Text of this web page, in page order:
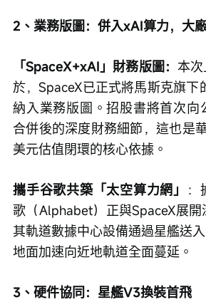
2、業務版圖：併入xAI算力，大
「SpaceX+xAI」財務版圖： 本
於，SpaceX已正式將馬斯克旗下
納入業務版圖。招股書將首次向
合併後的深度財務細節，這也是
美元估值閉環的核心依據。
攜手谷歌共築「太空算力網」
：
歌（Alphabet）正與SpaceX展
其軌道數據中心設備通過星艦送
地面加速向近地軌道全面蔓延。
3、硬件協同：星艦V3換裝首飛